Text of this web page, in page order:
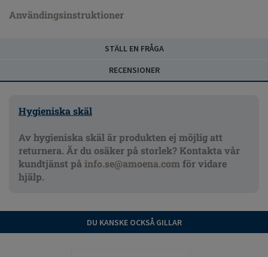
Användingsinstruktioner
STÄLL EN FRÅGA
RECENSIONER
Hygieniska skäl
Av hygieniska skäl är produkten ej möjlig att
returnera. Är du osäker på storlek? Kontakta vår
kundtjänst på info.se@amoena.com för vidare
hjälp.
DU KANSKE OCKSÅ GILLAR